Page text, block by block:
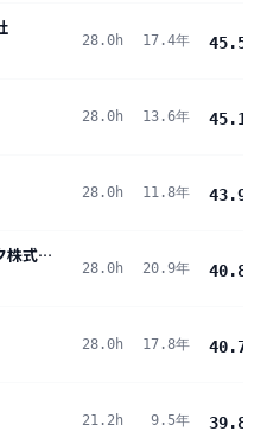
28.0h 17.4年 45.5
28.0h 13.6年 45.1
28.0h 11.8年 43.9
クリエートメディック株式会社
28.0h 20.9年 40.8
28.0h 17.8年 40.7
21.2h 9.5年 39.8